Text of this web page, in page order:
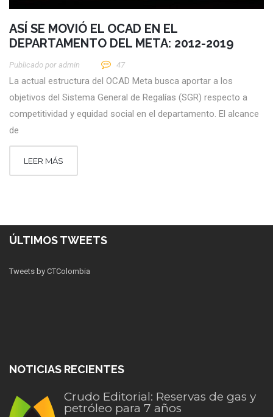
ASÍ SE MOVIÓ EL OCAD EN EL
DEPARTAMENTO DEL META: 2012-2019
Publicado por Admin 47
La actual estructura del OCAD Meta busca aportar a los
objetivos del Sistema General de Regalías (SGR) respecto a
competitividad y equidad social en el departamento. El alcance
de
LEER MÁS
ÚLTIMOS TWEETS
Tweets by CTColombia
NOTICIAS RECIENTES
Crudo Editorial: Reservas de gas y
petróleo para 7 años